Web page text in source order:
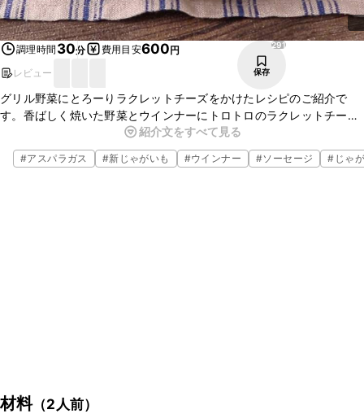
調理時間 30分 費用目安600円
レビュー
291
保存
グリル野菜にとろーりラクレットチーズをかけたレシピのご紹介で
す。香ばしく焼いた野菜とウインナーにトロトロのラクレットチーズ
が絡み、とても美味しいです。お好きな野菜でアレンジしてみてくだ
さい。ワインのお供に最適です。
紹介文をすべて見る
#アスパラガス #新じゃがいも #ウインナー #ソーセージ # じゃ
材料（2人前）